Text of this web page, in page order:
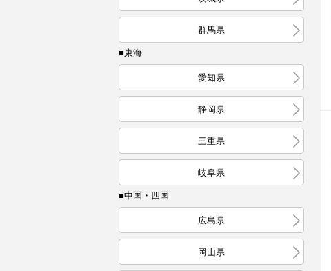
群馬県
■東海
愛知県
静岡県
三重県
岐阜県
■中国・四国
広島県
岡山県